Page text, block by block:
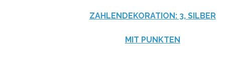
ZAHLENDEKORATION: 3, SILBER
MIT PUNKTEN